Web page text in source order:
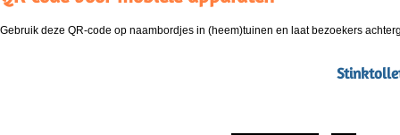
Gebruik deze QR-code op naambordjes in (heem)tuinen en laat bezoekers